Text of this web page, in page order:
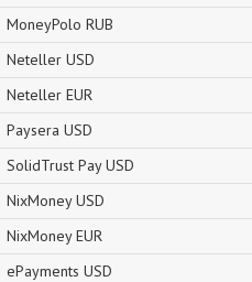
MoneyPolo RUB
Neteller USD
Neteller EUR
Paysera USD
SolidTrust Pay USD
NixMoney USD
NixMoney EUR
ePayments USD